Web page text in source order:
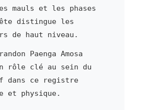
mauls et les phases
distingue les
de haut niveau.
Paenga Amosa
rôle clé au sein du
dans ce registre
et physique.